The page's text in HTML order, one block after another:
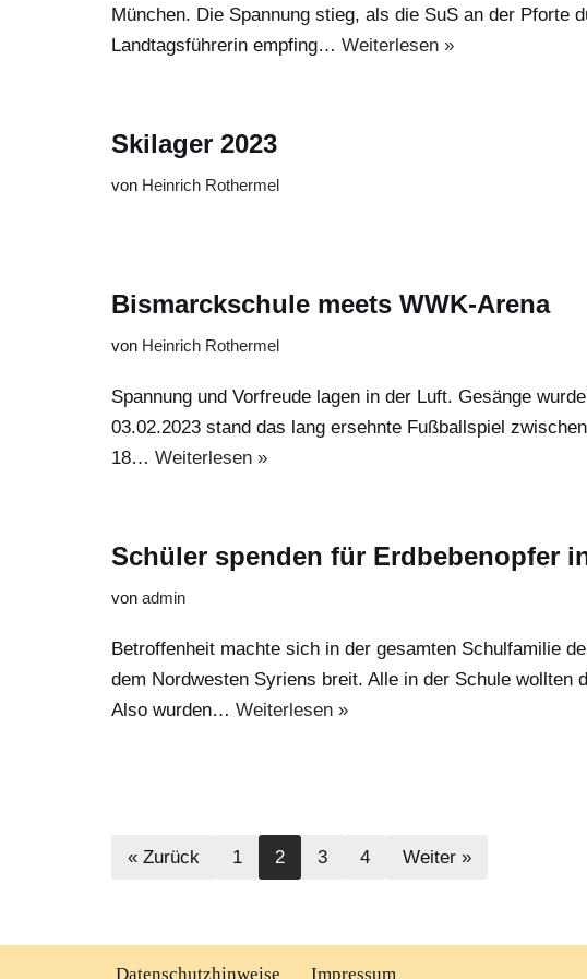
München. Die Spannung stieg, als die SuS an der
Landtagsführerin empfing… Weiterlesen »
Skilager 2023
von Heinrich Rothermel
Bismarckschule meets WWK-Arena
von Heinrich Rothermel
Spannung und Vorfreude lagen in der Luft. Gesänge
03.02.2023 stand das lang ersehnte Fußballspiel
18… Weiterlesen »
Schüler spenden für Erdbebenopfer
von admin
Betroffenheit machte sich in der gesamten Schulfamilie
dem Nordwesten Syriens breit. Alle in der Schule
Also wurden… Weiterlesen »
« Zurück 1 2 3 4 Weiter »
Datenschutzhinweise Impressum